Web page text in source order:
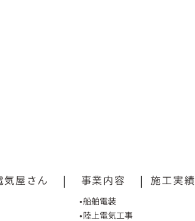
気屋さん | 事業内容
•船舶電装
•陸上電気工事
| 施工実績